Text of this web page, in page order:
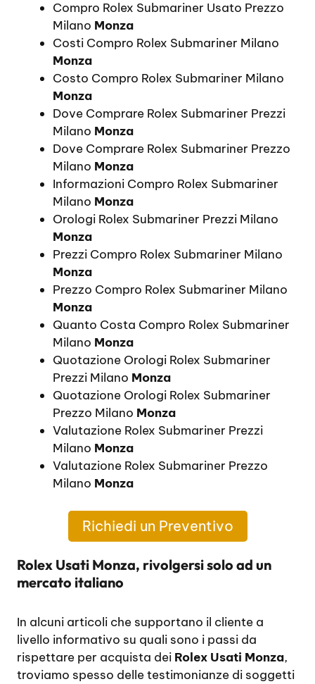
Compro Rolex Submariner Usato Prezzo
Milano Monza
Costi Compro Rolex Submariner Milano
Monza
Costo Compro Rolex Submariner Milano
Monza
Dove Comprare Rolex Submariner Prezzi
Milano Monza
Dove Comprare Rolex Submariner Prezzo
Milano Monza
Informazioni Compro Rolex Submariner
Milano Monza
Orologi Rolex Submariner Prezzi Milano
Monza
Prezzi Compro Rolex Submariner Milano
Monza
Prezzo Compro Rolex Submariner Milano
Monza
Quanto Costa Compro Rolex Submariner
Milano Monza
Quotazione Orologi Rolex Submariner
Prezzi Milano Monza
Quotazione Orologi Rolex Submariner
Prezzo Milano Monza
Valutazione Rolex Submariner Prezzi
Milano Monza
Valutazione Rolex Submariner Prezzo
Milano Monza
Richiedi un Preventivo
Rolex Usati Monza, rivolgersi solo ad un
mercato italiano
In alcuni articoli che supportano il cliente a
livello informativo su quali sono i passi da
rispettare per acquista dei Rolex Usati Monza,
troviamo spesso delle testimonianze di soggetti